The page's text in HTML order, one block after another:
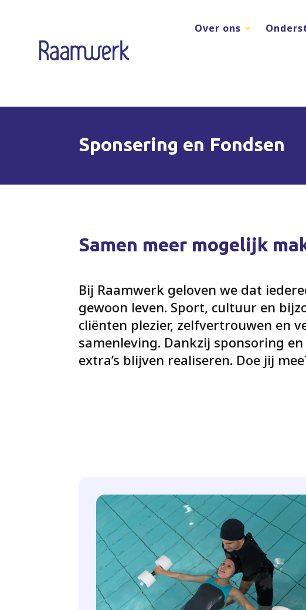
Over ons
Sponsering en Fondsen
Samen meer mogelijk
Bij Raamwerk geloven we dat
gewoon leven. Sport, cultuur en
cliënten plezier, zelfvertrouwen en
samenleving. Dankzij sponsoring
extra’s blijven realiseren. Doe jij